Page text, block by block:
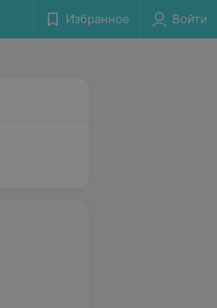
Избранное Войти